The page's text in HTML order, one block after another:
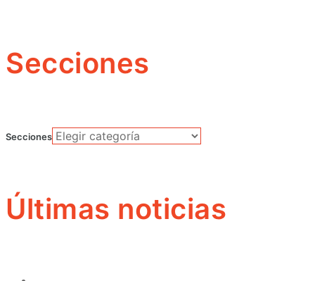
Secciones
Secciones
Últimas noticias